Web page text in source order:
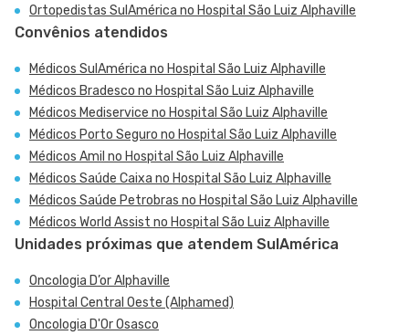
Ortopedistas SulAmérica no Hospital São Luiz Alphaville
Convênios atendidos
Médicos SulAmérica no Hospital São Luiz Alphaville
Médicos Bradesco no Hospital São Luiz Alphaville
Médicos Mediservice no Hospital São Luiz Alphaville
Médicos Porto Seguro no Hospital São Luiz Alphaville
Médicos Amil no Hospital São Luiz Alphaville
Médicos Saúde Caixa no Hospital São Luiz Alphaville
Médicos Saúde Petrobras no Hospital São Luiz Alphaville
Médicos World Assist no Hospital São Luiz Alphaville
Unidades próximas que atendem SulAmérica
Oncologia D’or Alphaville
Hospital Central Oeste (Alphamed)
Oncologia D'Or Osasco